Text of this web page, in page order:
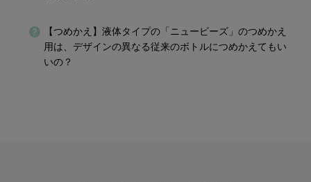
【つめかえ】液体タイプの「ニュービーズ」のつめかえ
用は、デザインの異なる従来のボトルにつめかえてもい
いの？